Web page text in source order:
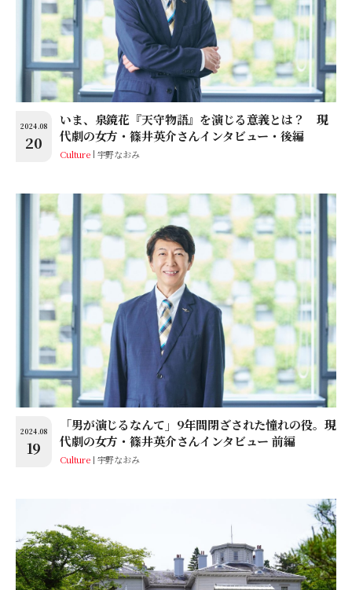
2024.08
20
いま、泉鏡花『天守物語』を演じる意義とは？ 現
代劇の女方・篠井英介さんインタビュー・後編
Culture 宇野なおみ
2024.08
19
「男が演じるなんて」9年間閉ざされた憧れの役。現
代劇の女方・篠井英介さんインタビュー 前編
Culture 宇野なおみ